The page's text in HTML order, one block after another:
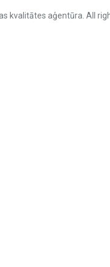
kvalitātes aģentūra. All